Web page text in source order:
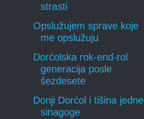
strasti
Opslužujem sprave koje
me opslužuju
Dorćolska rok-end-rol
generacija posle
šezdesete
Donji Dorćol i tišina jedne
sinagoge